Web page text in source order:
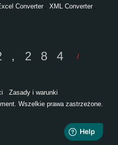
Converter, XML Converter ,
/
Zasady i warunki
Wszelkie prawa zastrzeżone.